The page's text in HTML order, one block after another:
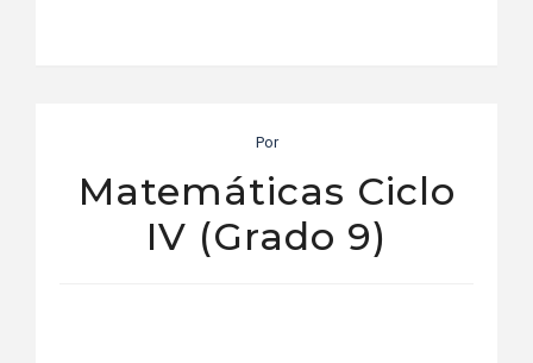
Por
Matemáticas Ciclo
IV (Grado 9)